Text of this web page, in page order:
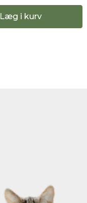
Læg i kurv